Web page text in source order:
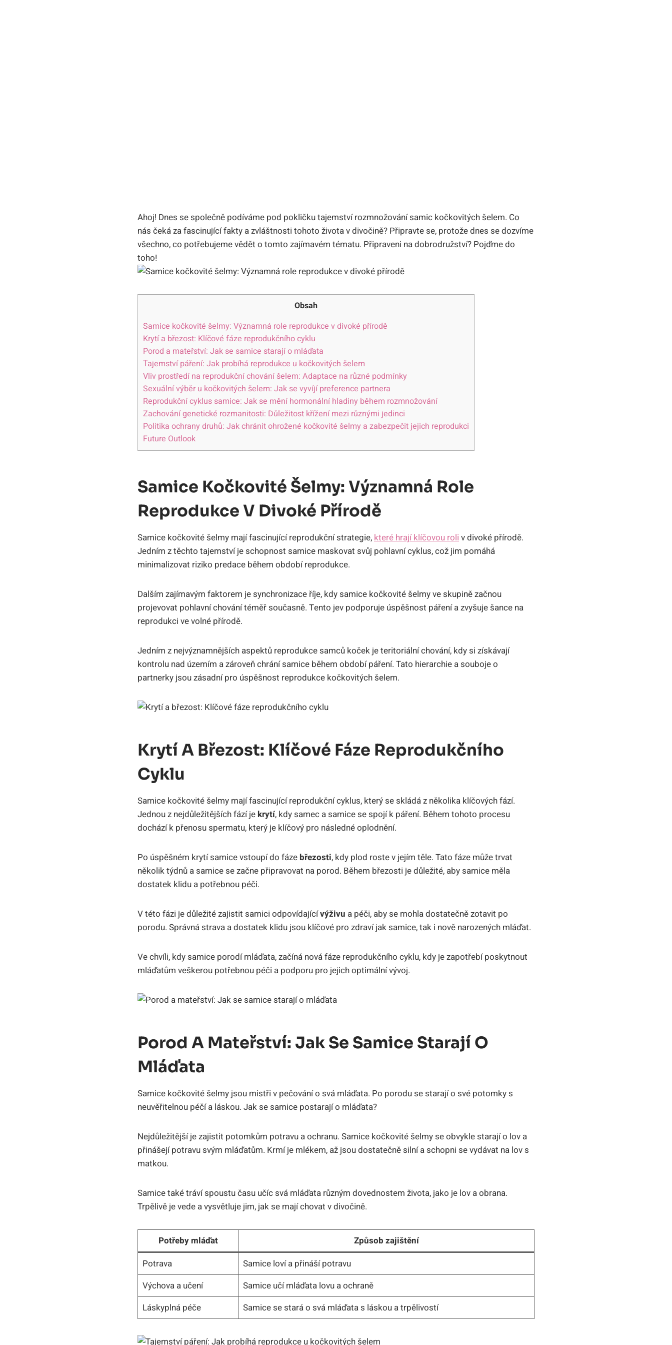
Ahoj! Dnes se společně podíváme pod pokličku tajemství rozmnožování samic kočkovitých šelem. Co
nás čeká za fascinující fakty a zvláštnosti tohoto života v divočině? Připravte se, protože dnes se dozvíme
všechno, co potřebujeme vědět o tomto zajímavém tématu. Připraveni na dobrodružství? Pojďme do
toho!
Obsah
Samice kočkovité šelmy: Významná role reprodukce v divoké přírodě
Krytí a březost: Klíčové fáze reprodukčního cyklu
Porod a mateřství: Jak se samice starají o mláďata
Tajemství páření: Jak probíhá reprodukce u kočkovitých šelem
Vliv prostředí na reprodukční chování šelem: Adaptace na různé podmínky
Sexuální výběr u kočkovitých šelem: Jak se vyvíjí preference partnera
Reprodukční cyklus samice: Jak se mění hormonální hladiny během rozmnožování
Zachování genetické rozmanitosti: Důležitost křížení mezi různými jedinci
Politika ochrany druhů: Jak chránit ohrožené kočkovité šelmy a zabezpečit jejich reprodukci
Future Outlook
Samice Kočkovité Šelmy: Významná Role
Reprodukce V Divoké Přírodě
Samice kočkovité šelmy mají fascinující reprodukční strategie,které hrají klíčovou roliv divoké přírodě.
Jedním z těchto tajemství je schopnost samice maskovat svůj pohlavní cyklus, což jim pomáhá
minimalizovat riziko predace během období reprodukce.
Dalším zajímavým faktorem je synchronizace říje, kdy samice kočkovité šelmy ve skupině začnou
projevovat pohlavní chování téměř současně. Tento jev podporuje úspěšnost páření a zvyšuje šance na
reprodukci ve volné přírodě.
Jedním z nejvýznamnějších aspektů reprodukce samců koček je teritoriální chování, kdy si získávají
kontrolu nad územím a zároveň chrání samice během období páření. Tato hierarchie a souboje o
partnerky jsou zásadní pro úspěšnost reprodukce kočkovitých šelem.
Krytí A Březost: Klíčové Fáze Reprodukčního
Cyklu
Samice kočkovité šelmy mají fascinující reprodukční cyklus, který se skládá z několika klíčových fází.
Jednou z nejdůležitějších fází je krytí, kdy samec a samice se spojí k páření. Během tohoto procesu
dochází k přenosu spermatu, který je klíčový pro následné oplodnění.
Po úspěšném krytí samice vstoupí do fáze březosti, kdy plod roste v jejím těle. Tato fáze může trvat
několik týdnů a samice se začne připravovat na porod. Během březosti je důležité, aby samice měla
dostatek klidu a potřebnou péči.
V této fázi je důležité zajistit samici odpovídajícívýživu a péči, aby se mohla dostatečně zotavit po
porodu. Správná strava a dostatek klidu jsou klíčové pro zdraví jak samice, tak i nově narozených mláďat.
Ve chvíli, kdy samice porodí mláďata, začíná nová fáze reprodukčního cyklu, kdy je zapotřebí poskytnout
mláďatům veškerou potřebnou péči a podporu pro jejich optimální vývoj.
Porod A Mateřství: Jak Se Samice Starají O
Mláďata
Samice kočkovité šelmy jsou mistři v pečování o svá mláďata. Po porodu se starají o své potomky s
neuvěřitelnou péčí a láskou. Jak se samice postarají o mláďata?
Nejdůležitější je zajistit potomkům potravu a ochranu. Samice kočkovité šelmy se obvykle starají o lov a
přinášejí potravu svým mláďatům. Krmí je mlékem, až jsou dostatečně silní a schopni se vydávat na lov s
matkou.
Samice také tráví spoustu času učíc svá mláďata různým dovednostem života, jako je lov a obrana.
Trpělivě je vede a vysvětluje jim, jak se mají chovat v divočině.
Potřeby mláďat
Způsob zajištění
Potrava
Samice loví a přináší potravu
Výchova a učení
Samice učí mláďata lovu a ochraně
Láskyplná péče
Samice se stará o svá mláďata s láskou a trpělivostí